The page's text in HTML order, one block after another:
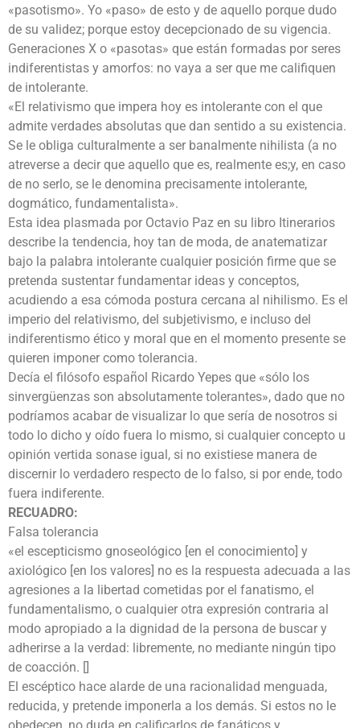
«pasotismo». Yo «paso» de esto y de aquello porque dudo
de su validez; porque estoy decepcionado de su vigencia.
Generaciones X o «pasotas» que están formadas por seres
indiferentistas y amorfos: no vaya a ser que me califiquen
de intolerante.
«El relativismo que impera hoy es intolerante con el que
admite verdades absolutas que dan sentido a su existencia.
Se le obliga culturalmente a ser banalmente nihilista (a no
atreverse a decir que aquello que es, realmente es;y, en caso
de no serlo, se le denomina precisamente intolerante,
dogmático, fundamentalista».
Esta idea plasmada por Octavio Paz en su libro Itinerarios
describe la tendencia, hoy tan de moda, de anatematizar
bajo la palabra intolerante cualquier posición firme que se
pretenda sustentar fundamentar ideas y conceptos,
acudiendo a esa cómoda postura cercana al nihilismo. Es el
imperio del relativismo, del subjetivismo, e incluso del
indiferentismo ético y moral que en el momento presente se
quieren imponer como tolerancia.
Decía el filósofo español Ricardo Yepes que «sólo los
sinvergüenzas son absolutamente tolerantes», dado que no
podríamos acabar de visualizar lo que sería de nosotros si
todo lo dicho y oído fuera lo mismo, si cualquier concepto u
opinión vertida sonase igual, si no existiese manera de
discernir lo verdadero respecto de lo falso, si por ende, todo
fuera indiferente.
RECUADRO:
Falsa tolerancia
«el escepticismo gnoseológico [en el conocimiento] y
axiológico [en los valores] no es la respuesta adecuada a las
agresiones a la libertad cometidas por el fanatismo, el
fundamentalismo, o cualquier otra expresión contraria al
modo apropiado a la dignidad de la persona de buscar y
adherirse a la verdad: libremente, no mediante ningún tipo
de coacción. []
El escéptico hace alarde de una racionalidad menguada,
reducida, y pretende imponerla a los demás. Si estos no le
obedecen, no duda en calificarlos de fanáticos y